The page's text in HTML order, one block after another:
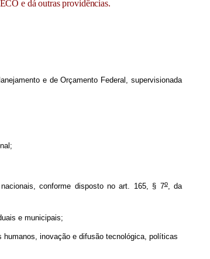
e dá outras providências.
e de Orçamento Federal, supervisionada
conforme disposto no art. 165, § 7o, da
e municipais;
inovação e difusão tecnológica, políticas